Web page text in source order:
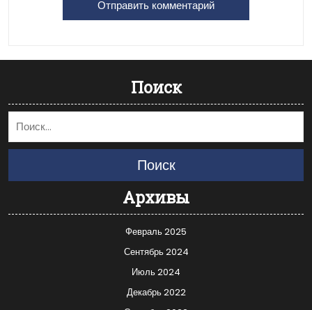
Поиск
Поиск
Архивы
Февраль 2025
Сентябрь 2024
Июль 2024
Декабрь 2022